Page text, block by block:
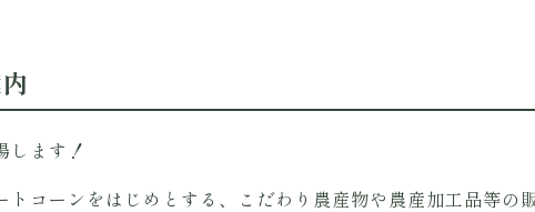
します！
コーンをはじめとする、こだわり農産物や農産加工品等の